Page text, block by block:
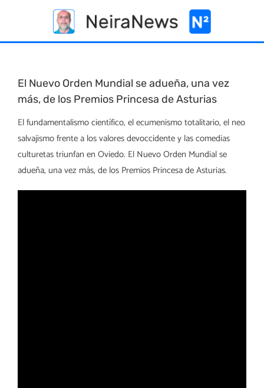
content
El Nuevo Orden Mundial se adueña, una vez
más, de los Premios Princesa de Asturias
El fundamentalismo científico, el ecumenismo totalitario, el neo
salvajismo frente a los valores devoccidente y las comedias
culturetas triunfan en Oviedo. El Nuevo Orden Mundial se
adueña, una vez más, de los Premios Princesa de Asturias.